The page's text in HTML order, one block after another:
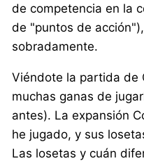
de competencia en la
de "puntos de
sobradamente.
Viéndote la partida de
muchas ganas de
antes). La expansión
he jugado, y sus
Las losetas y cuán